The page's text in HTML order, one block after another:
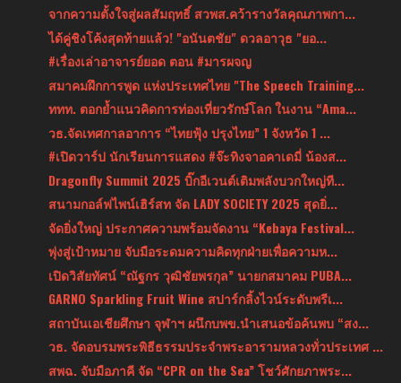
จากความตั้งใจสู่ผลสัมฤทธิ์ สวพส.คว้ารางวัลคุณภาพกา...
ได้คู่ชิงโค้งสุดท้ายแล้ว! "อนันตชัย" ดวลอาวุธ "ยอ...
#เรื่องเล่าอาจารย์ยอด ตอน #มารผจญ
สมาคมฝึกการพูด แห่งประเทศไทย "The Speech Training...
ททท. ตอกย้ำแนวคิดการท่องเที่ยวรักษ์โลก ในงาน “Ama...
วธ.จัดเทศกาลอาการ “ไทยฟุ้ง ปรุงไทย” 1 จังหวัด 1 ...
#เปิดวาร์ป นักเรียนการแสดง #จ๊ะทิงจาอคาเดมี่ น้องส...
Dragonfly Summit 2025 บิ๊กอีเวนต์เติมพลังบวกใหญ่ที...
สนามกอล์ฟไพน์เฮิร์สท จัด LADY SOCIETY 2025 สุดยิ่...
จัดยิ่งใหญ่ ประกาศความพร้อมจัดงาน “Kebaya Festival...
พุ่งสู่เป้าหมาย จับมือระดมความคิดทุกฝ่ายเพื่อความห...
เปิดวิสัยทัศน์ “ณัฐกร วุฒิชัยพรกุล” นายกสมาคม PUBA...
GARNO Sparkling Fruit Wine สปาร์กลิ้งไวน์ระดับพรีเ...
สถาบันเอเชียศึกษา จุฬาฯ ผนึกบพข.นำเสนอข้อค้นพบ “สง...
วธ. จัดอบรมพระพิธีธรรมประจำพระอารามหลวงทั่วประเทศ ...
สพฉ. จับมือภาคี จัด “CPR on the Sea” โชว์ศักยภาพระ...